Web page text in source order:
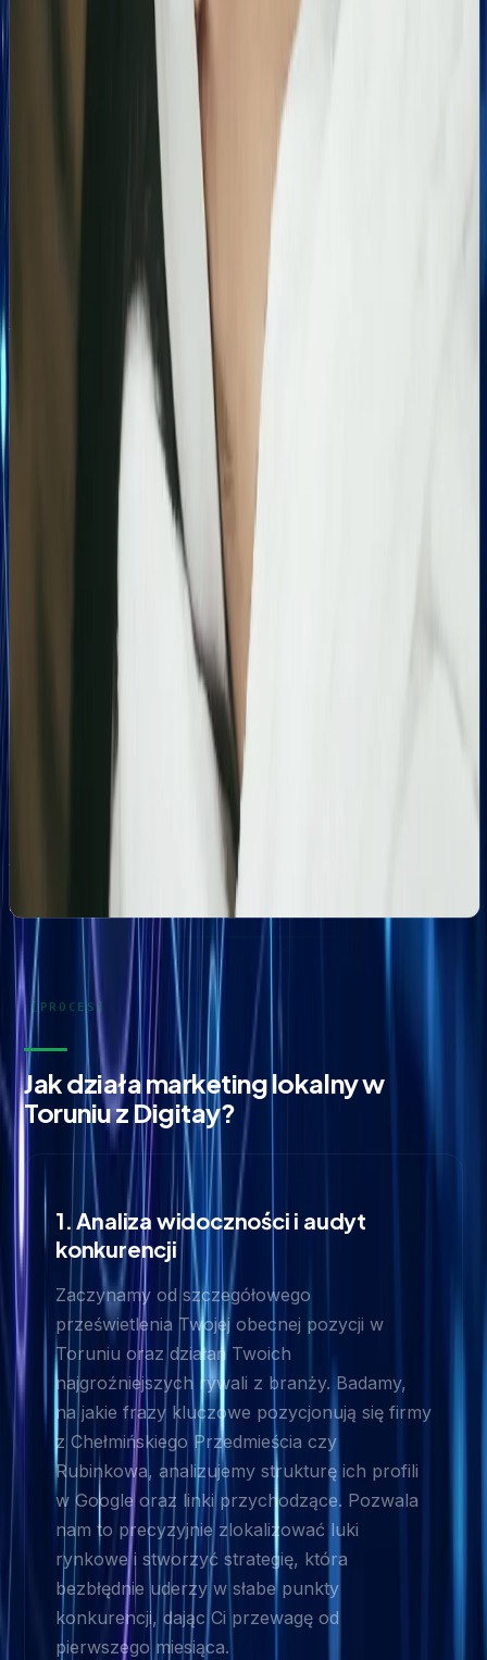
Zobacz, jak pomogliśmy innym
Skokowy wzrost widoczności organicznej:
Zwiększenie kliknięć z Google o 739%
Podsumowanie działań SEO za jeden bardzo mocny
miesiąc. Strona zanotowała kilkukrotny wzrost w
liczbie kliknięć i wyświetleń, potwierdzając
skuteczność wprowadzonych poprawek
technicznych i treściowych.
Optymalizacja wizytówki Google i pozycjonowanie
lokalne salonu Bling&Bliss
Szczegółowa optymalizacja wizytówki Google
Business Profile dla gabinetu piercingu i zabiegów
estetycznych z ukierunkowaniem na kluczowe frazy
Profesjonalny profil Google i pozycjonowanie lokalne
salonu kosmetologicznego
Zbudowanie i optymalizacja wizytówki Google dla
gabinetu kosmetologicznego Rosanna. Pełne
wdrożenie wizytówki, spójność NAP oraz integracja z
profilami społecznościowymi i stroną www.
Jak działa marketing lokalny w
Toruniu z Digitay?
1. Analiza widoczności i audyt
konkurencji
Zaczynamy od szczegółowego
prześwietlenia Twojej obecnej pozycji w
Toruniu oraz działań Twoich
najgroźniejszych rywali z branży. Badamy,
na jakie frazy kluczowe pozycjonują się firmy
z Chełmińskiego Przedmieścia czy
Rubinkowa, analizujemy strukturę ich profili
w Google oraz linki przychodzące. Pozwala
nam to precyzyjnie zlokalizować luki
rynkowe i stworzyć strategię, która
bezbłędnie uderzy w słabe punkty
konkurencji, dając Ci przewagę od
pierwszego miesiąca.